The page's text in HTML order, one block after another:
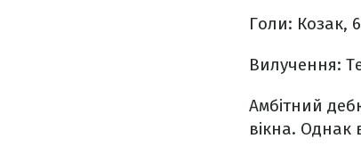
Голи: Козак,
Вилучення:
Амбітний
вікна. Однак